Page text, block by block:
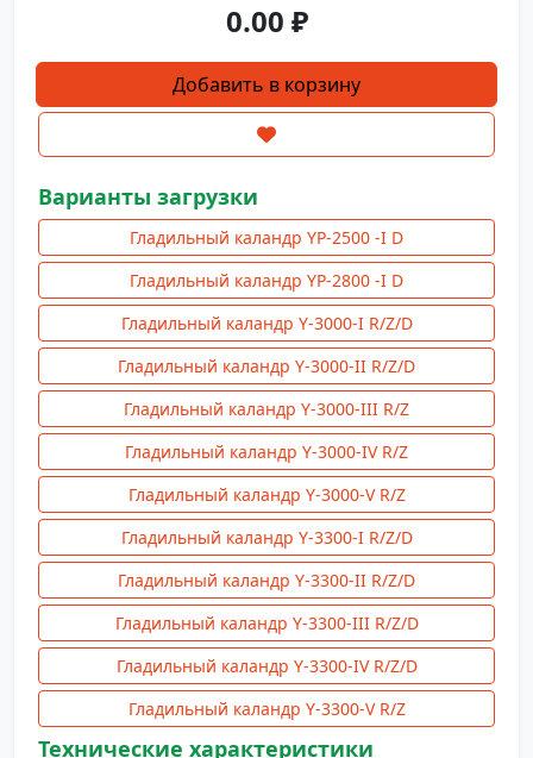
0.00 ₽
Количество
товара
каландр
Y-
2500-
D
(проходной)
Добавить в корзину
Варианты загрузки
Гладильный каландр YP-2500 -I D
Гладильный каландр YP-2800 -I D
Гладильный каландр Y-3000-I R/Z/D
Гладильный каландр Y-3000-II R/Z/D
Гладильный каландр Y-3000-III R/Z
Гладильный каландр Y-3000-IV R/Z
Гладильный каландр Y-3000-V R/Z
Гладильный каландр Y-3300-I R/Z/D
Гладильный каландр Y-3300-II R/Z/D
Гладильный каландр Y-3300-III R/Z/D
Гладильный каландр Y-3300-IV R/Z/D
Гладильный каландр Y-3300-V R/Z
Технические характеристики